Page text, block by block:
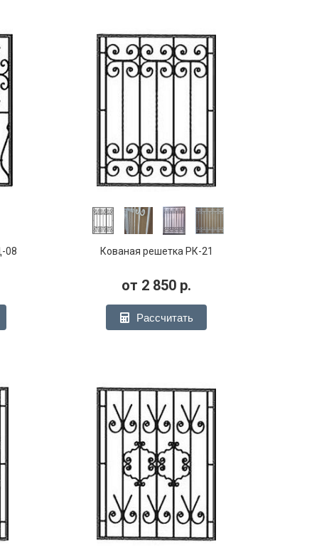
08 Кованая решетка РК-21
от 2 850 р.
Рассчитать